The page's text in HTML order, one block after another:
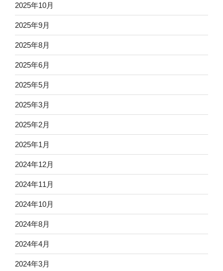
2025年10月
2025年9月
2025年8月
2025年6月
2025年5月
2025年3月
2025年2月
2025年1月
2024年12月
2024年11月
2024年10月
2024年8月
2024年4月
2024年3月